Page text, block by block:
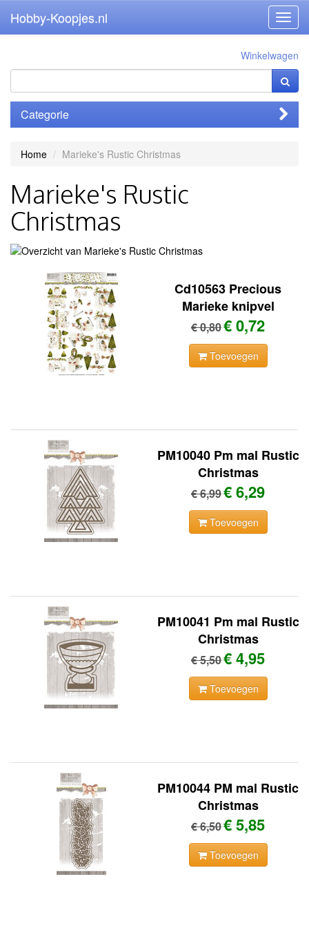
Hobby-Koopjes.nl
Winkelwagen
Categorie
Home Marieke's Rustic Christmas
Marieke's Rustic
Christmas
Cd10563 Precious
Marieke knipvel
€ 0,80€ 0,72
Toevoegen
PM10040 Pm mal Rustic
Christmas
€ 6,99€ 6,29
Toevoegen
PM10041 Pm mal Rustic
Christmas
€ 5,50€ 4,95
Toevoegen
PM10044 PM mal Rustic
Christmas
€ 6,50€ 5,85
Toevoegen